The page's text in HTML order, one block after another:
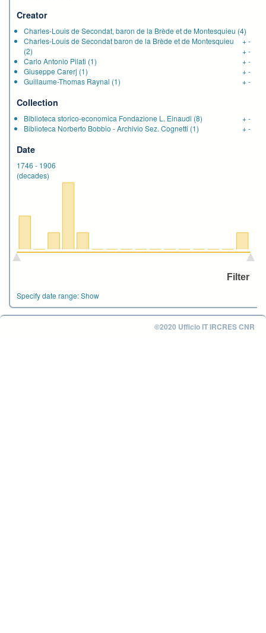
Creator
Charles-Louis de Secondat, baron de la Brède et de Montesquieu (4)
+-
Charles-Louis de Secondat baron de la Brède et de Montesquieu
(2)
+-
Carlo Antonio Pilati (1) +-
Giuseppe Carerj (1) +-
Guillaume-Thomas Raynal (1) +-
Collection
Biblioteca storico-economica Fondazione L. Einaudi (8) +-
Biblioteca Norberto Bobbio - Archivio Sez. Cognetti (1) +-
Date
1746 - 1906
(decades)
Specify date range:Show
©2020 Ufficio IT IRCRES CNR